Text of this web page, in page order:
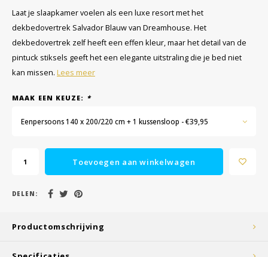
Laat je slaapkamer voelen als een luxe resort met het
dekbedovertrek Salvador Blauw van Dreamhouse. Het
dekbedovertrek zelf heeft een effen kleur, maar het detail van de
pintuck stiksels geeft het een elegante uitstraling die je bed niet
kan missen. Lees meer
MAAK EEN KEUZE: *
Eenpersoons 140 x 200/220 cm + 1 kussensloop - €39,95
Toevoegen aan winkelwagen
DELEN:
Productomschrijving